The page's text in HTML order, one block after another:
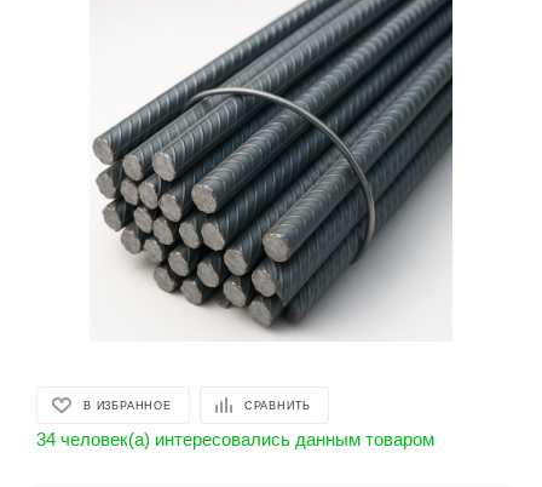
В ИЗБРАННОЕ СРАВНИТЬ
34 человек(а) интересовались данным товаром